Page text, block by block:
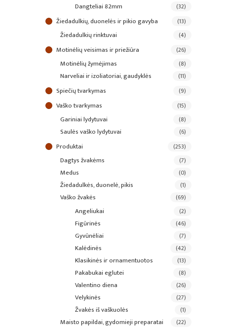
dangteliai 82mm (32)
žiedadulkių, duonelės ir pikio gavyba (13)
žiedadulkių rinktuvai (4)
motinėlių veisimas ir priežiūra (26)
motinėlių žymėjimas (8)
narveliai ir izoliatoriai, gaudyklės (11)
spiečių tvarkymas (9)
vaško tvarkymas (15)
gariniai lydytuvai (8)
saulės vaško lydytuvai (6)
produktai (253)
dagtys žvakėms (7)
medus (0)
žiedadulkės, duonelė, pikis (1)
vaško žvakės (69)
angeliukai (2)
figūrinės (46)
gyvūnėliai (7)
kalėdinės (42)
klasikinės ir ornamentuotos (13)
pakabukai eglutei (8)
valentino diena (26)
velykinės (27)
žvakės iš vaškuolės (1)
maisto papildai, gydomieji preparatai (22)